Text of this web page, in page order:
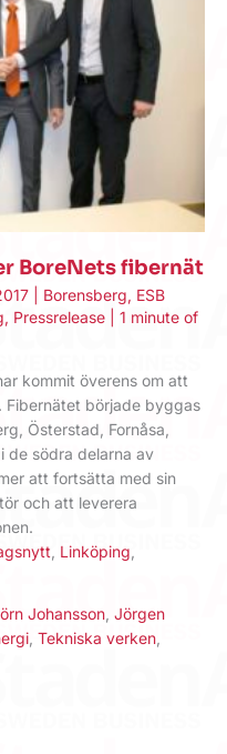
BoreNets fibernät
Borensberg, ESB
, Pressrelease
1 minute of
kommit överens om att
Fibernätet började byggas
Österstad, Fornåsa,
de södra delarna av
att fortsätta med sin
och att leverera
Linköping
Johansson Jörgen
Tekniska verken